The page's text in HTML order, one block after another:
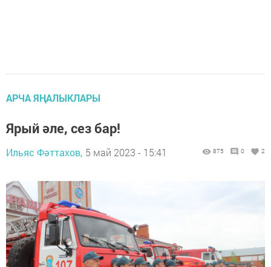
АРЧА ЯҢАЛЫКЛАРЫ
Ярый әле, сез бар!
Ильяс Фәттахов, 5 май 2023 - 15:41 875 0 2